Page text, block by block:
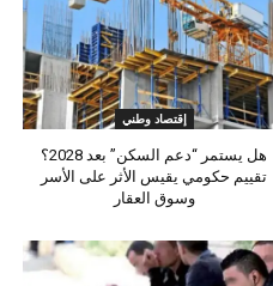
إقتصاد وطني
هل يستمر “دعم السكن” بعد 2028؟
تقييم حكومي يقيس الأثر على الأسر
وسوق العقار